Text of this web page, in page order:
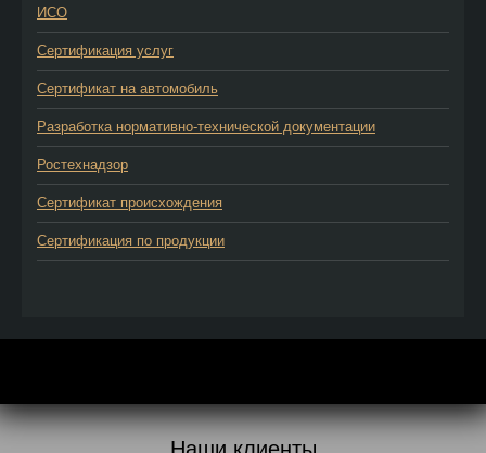
ИСО
Сертификация услуг
Сертификат на автомобиль
Разработка нормативно-технической документации
Ростехнадзор
Сертификат происхождения
Сертификация по продукции